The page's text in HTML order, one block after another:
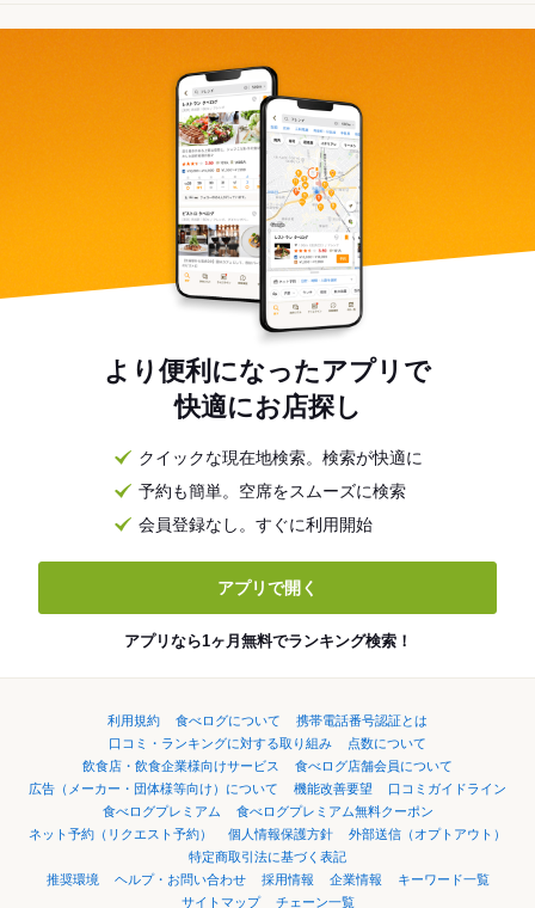
より便利になったアプリで
快適にお店探し
クイックな現在地検索。検索が快適に
予約も簡単。空席をスムーズに検索
会員登録なし。すぐに利用開始
アプリで開く
アプリなら1ヶ月無料でランキング検索！
利用規約 食べログについて
携帯電話番号認証とは
口コミ・ランキングに対する取り組み
点数について
飲食店・飲食企業様向けサービス
食べログ店舗会員について
広告（メーカー・団体様等向け）について
機能改善要望
口コミガイドライン
食べログプレミアム
食べログプレミアム無料クーポン
ネット予約（リクエスト予約）
個人情報保護方針
外部送信（オプトアウト）
特定商取引法に基づく表記
推奨環境
ヘルプ・お問い合わせ 採用情報 企業情報
キーワード一覧
サイトマップ
チェーン一覧